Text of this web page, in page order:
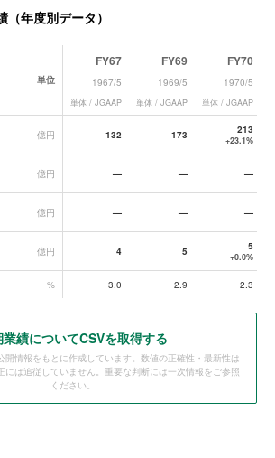
（年度別データ）
単位
FY67
1967/5
単体 / JGAAP
FY69
1969/5
単体 / JGAAP
FY70
1970/5
単体 / JGAAP
億円 132 173 213
+23.1%
億円 — — —
億円 — — —
億円 4 5 5
+0.0%
% 3.0 2.9 2.3
業績についてCSVを取得する
開情報をもとに作成しています。数値の正確性・最新性は
には追従していません。重要な判断には一次情報をご参照
ください。